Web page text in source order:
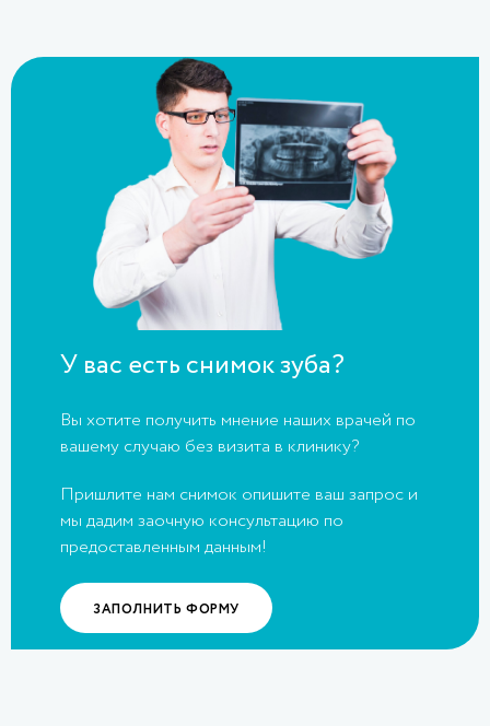
У вас есть снимок зуба?
Вы хотите получить мнение наших врачей по
вашему случаю без визита в клинику?
Пришлите нам снимок опишите ваш запрос и
мы дадим заочную консультацию по
предоставленным данным!
ЗАПОЛНИТЬ ФОРМУ